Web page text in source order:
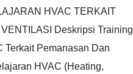
HVAC TERKAIT
Deskripsi Training
Terkait Pemanasan Dan
HVAC (Heating,